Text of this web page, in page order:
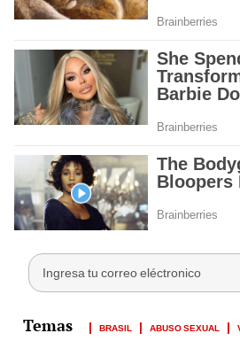
BRASIL ABUSO SEXUAL